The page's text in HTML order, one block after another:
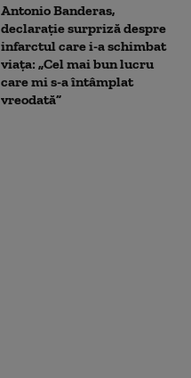
Antonio Banderas,
declarație surpriză despre
infarctul care i-a schimbat
viața: „Cel mai bun lucru
care mi s-a întâmplat
vreodată”